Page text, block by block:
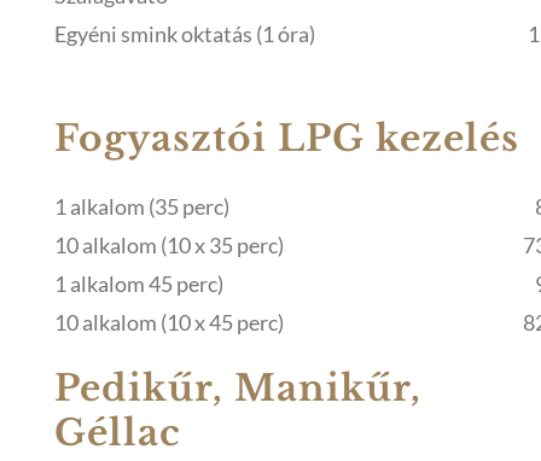
Egyéni smink oktatás (1 óra)
Fogyasztói LPG kezelés
1 alkalom (35 perc)
10 alkalom (10 x 35 perc)
1 alkalom 45 perc)
10 alkalom (10 x 45 perc)
Pedikűr, Manikűr,
Géllac